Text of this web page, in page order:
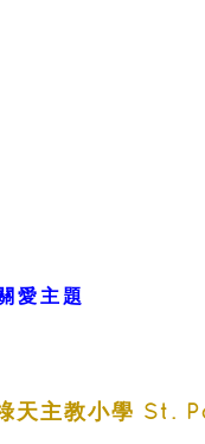
愛主題
天主教小學 St.